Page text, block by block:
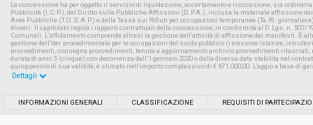
La concessione ha per oggetto il servizio di liquidazione, accertamento e riscossione, sia
Pubblicità (I.C.P.), del Diritto sulle Pubbliche Affissioni (D.P.A.), inclusa la materiale affissione
Aree Pubbliche (T.O.S.A.P.) e della Tassa sui Rifiuti per occupazioni temporanee (Ta.Ri.
d’oneri. Il capitolato regola i rapporti contrattuali della concessione, in conformità al D.Lgs. n. 507/
Comunali. L’affidamento comprende altresì la gestione dell’attività di affissione dei manifesti. È
gestione dell’iter procedimentale per le occupazioni del suolo pubblico (ricezione istanze,
provvedimenti, consegna provvedimenti, tenuta e aggiornamento archivio provvedimenti rilasciati,
durata di anni 5 (cinque) con decorrenza dall’1 gennaio 2020 o dalla diversa data stabilita nel
quinquennio di sua validità, è stimato nell’importo complessivo di € 671.000,00. L'aggio a base di
Dettagli
INFORMAZIONI GENERALI CLASSIFICAZIONE REQUISITI DI